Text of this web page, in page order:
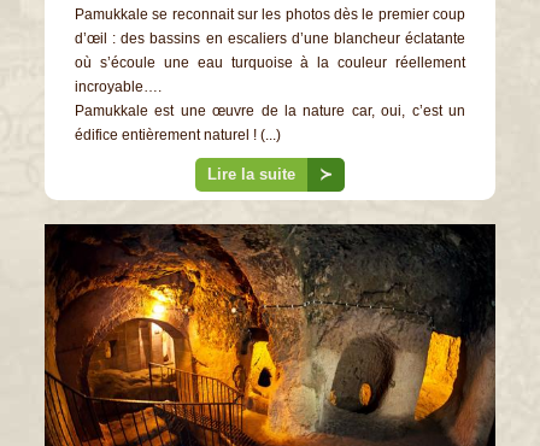
Pamukkale se reconnait sur les photos dès le premier coup
d’œil : des bassins en escaliers d’une blancheur éclatante
où s’écoule une eau turquoise à la couleur réellement
incroyable….
Pamukkale est une œuvre de la nature car, oui, c’est un
édifice entièrement naturel ! (...)
Lire la suite ≻